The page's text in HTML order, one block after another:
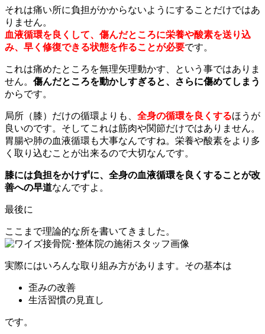
それは痛い所に負担がかからないようにすることだけではあ
りません。
血液循環を良くして、傷んだところに栄養や酸素を送り込
み、早く修復できる状態を作ることが必要です。
これは痛めたところを無理矢理動かす、という事ではありま
せん。 傷んだところを動かしすぎると、さらに傷めてしまう
からです。
局所（膝）だけの循環よりも、 全身の循環を良くするほうが
良いのです。そしてこれは筋肉や関節だけではありません。
胃腸や肺の血液循環も大事なんですね。栄養や酸素をより多
く取り込むことが出来るので大切なんです。
膝には負担をかけずに、全身の血液循環を良くすることが改
善への早道なんですよ。
最後に
ここまで理論的な所を書いてきました。
実際にはいろんな取り組み方があります。その基本は
歪みの改善
生活習慣の見直し
です。